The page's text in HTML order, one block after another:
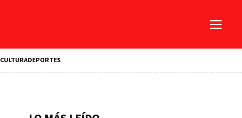
CULTURADEPORTES